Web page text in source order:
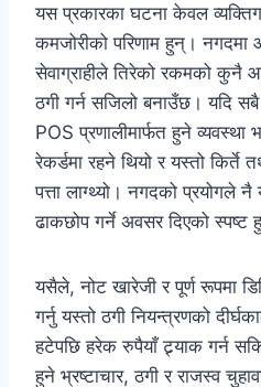
यस प्रकारका घटना केवल
कमजोरीको परिणाम हुन्। नगदमा
सेवाग्राहीले तिरेको रकमको कुनै
ठगी गर्न सजिलो बनाउँछ। यदि
POS प्रणालीमार्फत हुने व्यवस्था
रेकर्डमा रहने थियो र यस्तो किर्ते
पत्ता लाग्थ्यो। नगदको प्रयोगले नै
ढाकछोप गर्ने अवसर दिएको स्पष्ट
यसैले, नोट खारेजी र पूर्ण रूपमा
गर्नु यस्तो ठगी नियन्त्रणको
हटेपछि हरेक रुपैयाँ ट्र्याक गर्न
हुने भ्रष्टाचार, ठगी र राजस्व